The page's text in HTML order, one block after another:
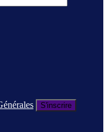
S'inscrire